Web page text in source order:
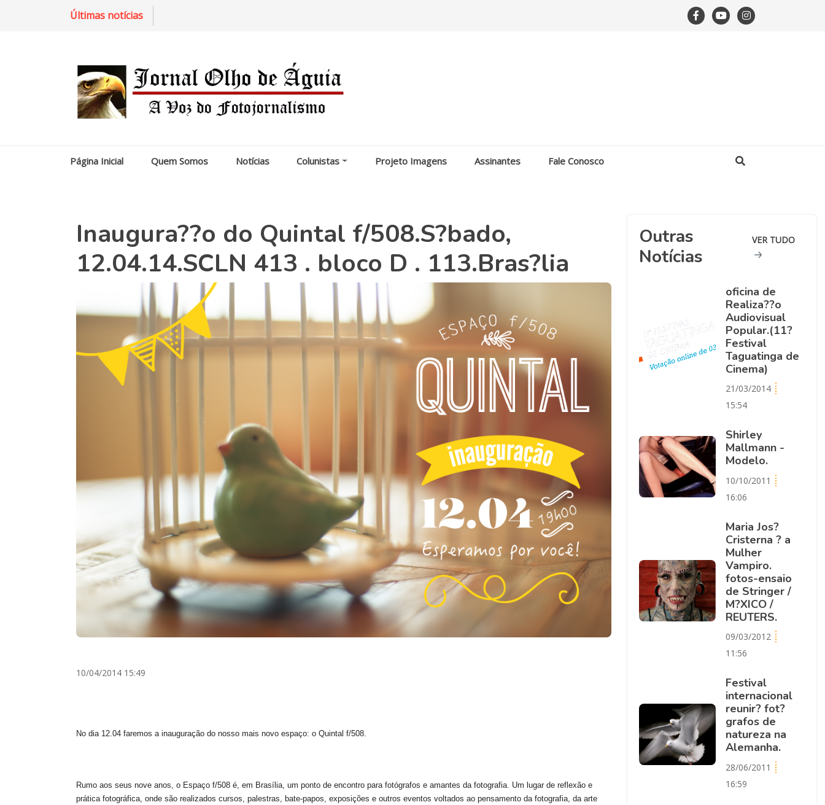
Últimas notícias
Página Inicial Quem Somos Notícias Colunistas Projeto Imagens Assinantes Fale Conosco
Inaugura??o do Quintal f/508.S?bado,
12.04.14.SCLN 413 . bloco D . 113.Bras?lia
10/04/2014 15:49
No dia 12.04 faremos a inauguração do nosso mais novo espaço: o Quintal f/508.
Rumo aos seus nove anos, o Espaço f/508 é, em Brasília, um ponto de encontro para fotógrafos e amantes da fotografia. Um lugar de reflexão e
prática fotográfica, onde são realizados cursos, palestras, bate-papos, exposições e outros eventos voltados ao pensamento da fotografia, da arte
Outras
Notícias
VER TUDO
oficina de
Realiza??o
Audiovisual
Popular.(11?
Festival
Taguatinga de
Cinema)
21/03/2014
15:54
Shirley
Mallmann -
Modelo.
10/10/2011
16:06
Maria Jos?
Cristerna ? a
Mulher
Vampiro.
fotos-ensaio
de Stringer /
M?XICO /
REUTERS.
09/03/2012
11:56
Festival
internacional
reunir? fot?
grafos de
natureza na
Alemanha.
28/06/2011
16:59